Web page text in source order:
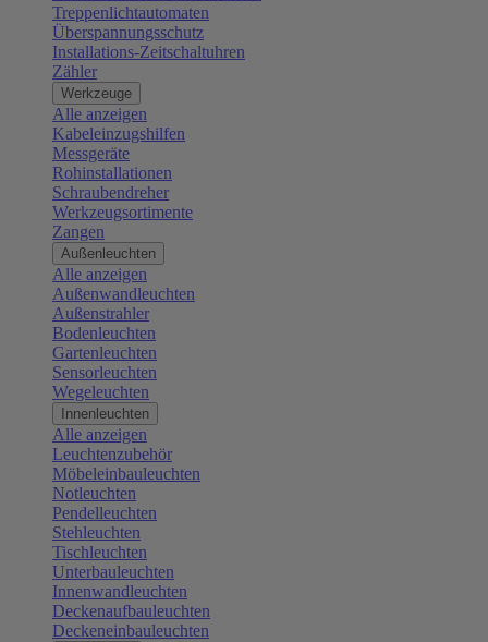
Treppenlichtautomaten
Überspannungsschutz
Installations-Zeitschaltuhren
Zähler
Werkzeuge
Alle anzeigen
Kabeleinzugshilfen
Messgeräte
Rohinstallationen
Schraubendreher
Werkzeugsortimente
Zangen
Außenleuchten
Alle anzeigen
Außenwandleuchten
Außenstrahler
Bodenleuchten
Gartenleuchten
Sensorleuchten
Wegeleuchten
Innenleuchten
Alle anzeigen
Leuchtenzubehör
Möbeleinbauleuchten
Notleuchten
Pendelleuchten
Stehleuchten
Tischleuchten
Unterbauleuchten
Innenwandleuchten
Deckenaufbauleuchten
Deckeneinbauleuchten